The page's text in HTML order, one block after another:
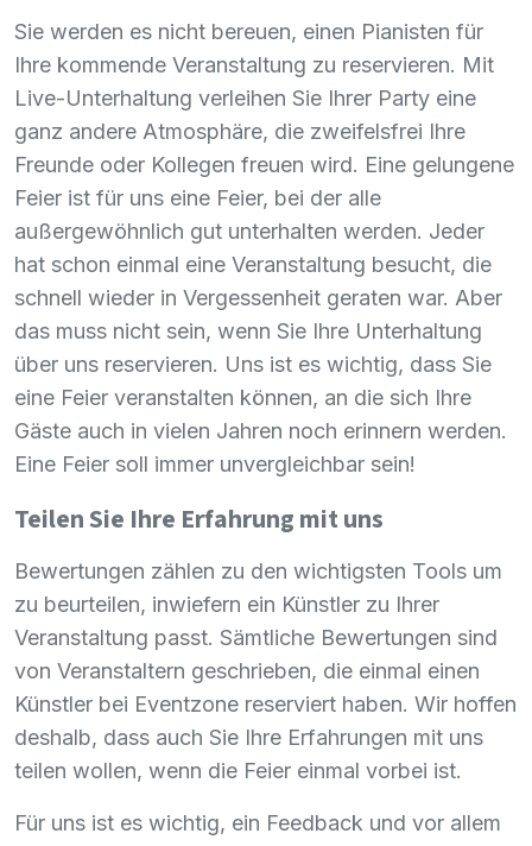
Sie werden es nicht bereuen, einen Pianisten für
Ihre kommende Veranstaltung zu reservieren. Mit
Live-Unterhaltung verleihen Sie Ihrer Party eine
ganz andere Atmosphäre, die zweifelsfrei Ihre
Freunde oder Kollegen freuen wird. Eine gelungene
Feier ist für uns eine Feier, bei der alle
außergewöhnlich gut unterhalten werden. Jeder
hat schon einmal eine Veranstaltung besucht, die
schnell wieder in Vergessenheit geraten war. Aber
das muss nicht sein, wenn Sie Ihre Unterhaltung
über uns reservieren. Uns ist es wichtig, dass Sie
eine Feier veranstalten können, an die sich Ihre
Gäste auch in vielen Jahren noch erinnern werden.
Eine Feier soll immer unvergleichbar sein!
Teilen Sie Ihre Erfahrung mit uns
Bewertungen zählen zu den wichtigsten Tools um
zu beurteilen, inwiefern ein Künstler zu Ihrer
Veranstaltung passt. Sämtliche Bewertungen sind
von Veranstaltern geschrieben, die einmal einen
Künstler bei Eventzone reserviert haben. Wir hoffen
deshalb, dass auch Sie Ihre Erfahrungen mit uns
teilen wollen, wenn die Feier einmal vorbei ist.
Für uns ist es wichtig, ein Feedback und vor allem